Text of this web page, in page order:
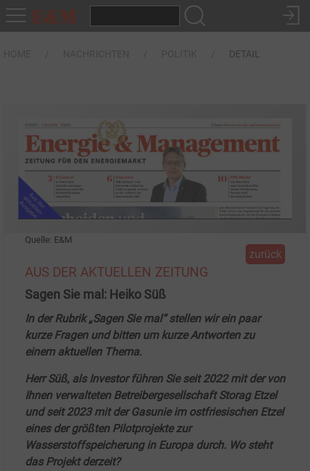
DETAIL
Quelle: E&M
zurück
AUS DER AKTUELLEN ZEITUNG
Sagen Sie mal: Heiko Süß
In der Rubrik „Sagen Sie mal“ stellen wir ein paar
kurze Fragen und bitten um kurze Antworten zu
einem aktuellen Thema.
Herr Süß, als Investor führen Sie seit 2022 mit der von
Ihnen verwalteten Betreibergesellschaft Storag Etzel
und seit 2023 mit der Gasunie im ostfriesischen Etzel
eines der größten Pilotprojekte zur
Wasserstoffspeicherung in Europa durch. Wo steht
das Projekt derzeit?